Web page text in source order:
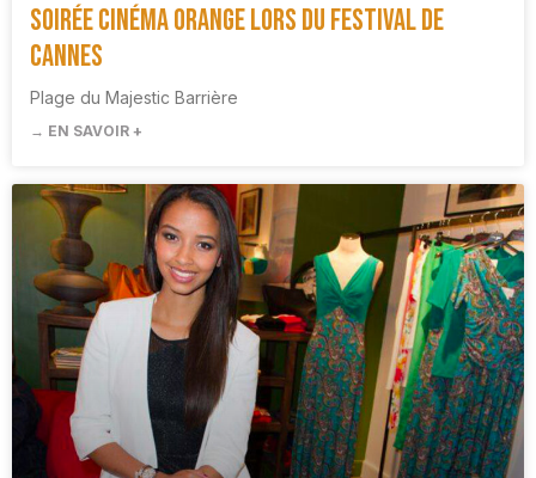
Soirée cinéma Orange lors du Festival de
Cannes
Plage du Majestic Barrière
→ EN SAVOIR +